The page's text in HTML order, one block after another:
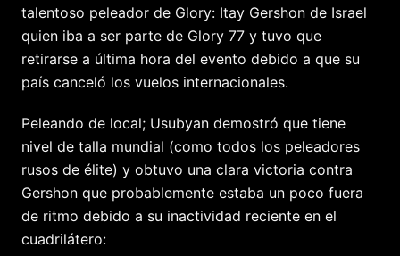
talentoso peleador de Glory: Itay Gershon de Israel
quien iba a ser parte de Glory 77 y tuvo que
retirarse a última hora del evento debido a que su
país canceló los vuelos internacionales.
Peleando de local; Usubyan demostró que tiene
nivel de talla mundial (como todos los peleadores
rusos de élite) y obtuvo una clara victoria contra
Gershon que probablemente estaba un poco fuera
de ritmo debido a su inactividad reciente en el
cuadrilátero: